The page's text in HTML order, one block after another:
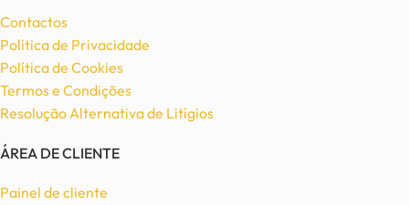
Contactos
Política de Privacidade
Política de Cookies
Termos e Condições
Resolução Alternativa de Litígios
ÁREA DE CLIENTE
Painel de cliente